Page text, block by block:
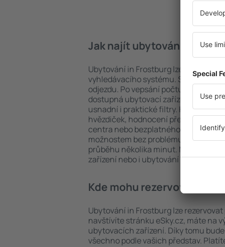
Jak najít ubytování in
Ubytování in Frostburg lze rychle
vyhledávacího systému. Stačí uvést
odjezdu. Po vepsání počtu
dostupná ubytovací zařízení in
usnadní i praktické filtry. Hledat
hvězdiček, hodnocení předchozích
centra nebo bezplatného zrušení
možnostem bez problému najdete
průběhu několika minut. Můžete
zařízení nebo i ubytování s letem.
Kde mohu rezervovat
Ubytování in Frostburg lze
navštívíte stránku eSky.cz, máte na
ubytovacích zařízení. Díky tomu
všechno podle vašich představ.